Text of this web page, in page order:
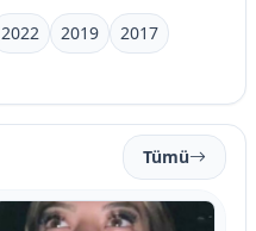
2022 2019
2017
Tümü